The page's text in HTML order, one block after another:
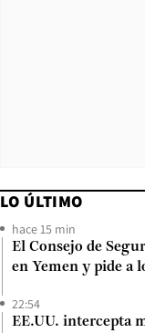
LO ÚLTIMO
hace 15 min
El Consejo de
en Yemen y pide a
22:54
EE.UU. intercepta